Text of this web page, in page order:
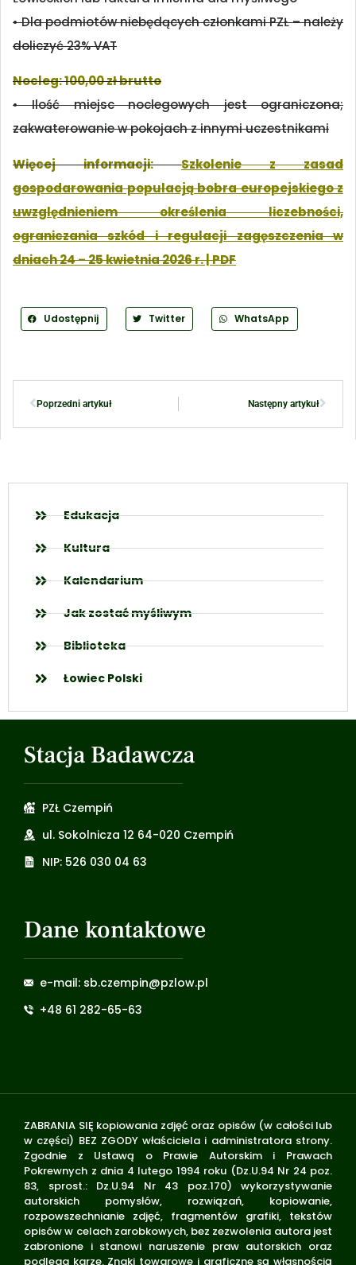
• Dla podmiotów niebędących członkami PZŁ – należy
doliczyć 23% VAT
Nocleg: 100,00 zł brutto
• Ilość miejsc noclegowych jest ograniczona;
zakwaterowanie w pokojach z innymi uczestnikami
Więcej informacji:Szkolenie z zasad
gospodarowania populacją bobra europejskiego z
uwzględnieniem określenia liczebności,
ograniczania szkód i regulacji zagęszczenia w
dniach 24 – 25 kwietnia 2026 r. | PDF
Udostępnij Twitter WhatsApp
Poprzedni artykuł Następny artykuł
Edukacja
Kultura
Kalendarium
Jak zostać myśliwym
Biblioteka
Łowiec Polski
Stacja Badawcza
PZŁ Czempiń
ul. Sokolnicza 12 64-020 Czempiń
NIP: 526 030 04 63
Dane kontaktowe
e-mail: sb.czempin@pzlow.pl
+48 61 282-65-63
ZABRANIA SIĘ kopiowania zdjęć oraz opisów (w całości lub
w części) BEZ ZGODY właściciela i administratora strony.
Zgodnie z Ustawą o Prawie Autorskim i Prawach
Pokrewnych z dnia 4 lutego 1994 roku (Dz.U.94 Nr 24 poz.
83, sprost.: Dz.U.94 Nr 43 poz.170) wykorzystywanie
autorskich pomysłów, rozwiązań, kopiowanie,
rozpowszechnianie zdjęć, fragmentów grafiki, tekstów
opisów w celach zarobkowych, bez zezwolenia autora jest
zabronione i stanowi naruszenie praw autorskich oraz
podlega karze. Znaki towarowe i graficzne są własnością